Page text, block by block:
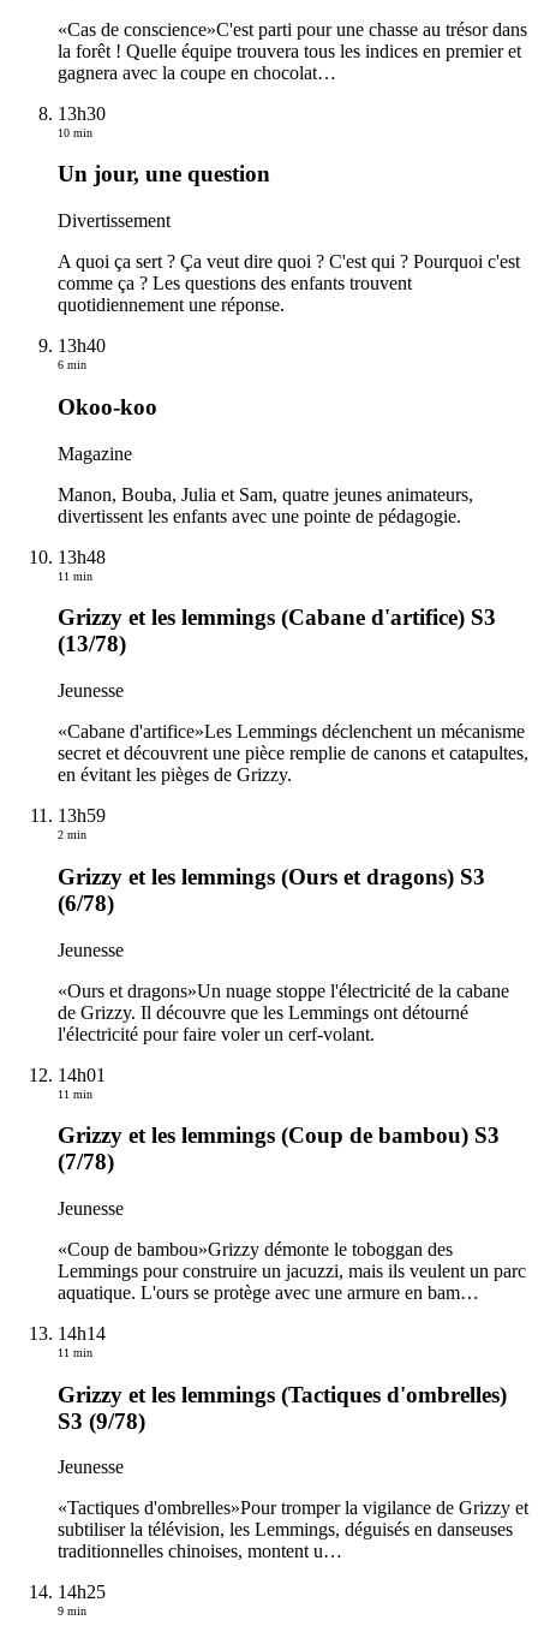
«Cas de conscience»C'est parti pour une chasse au trésor dans
la forêt ! Quelle équipe trouvera tous les indices en premier et
gagnera avec la coupe en chocolat…
13h30
10 min
Un jour, une question
Divertissement
A quoi ça sert ? Ça veut dire quoi ? C'est qui ? Pourquoi c'est
comme ça ? Les questions des enfants trouvent
quotidiennement une réponse.
13h40
6 min
Okoo-koo
Magazine
Manon, Bouba, Julia et Sam, quatre jeunes animateurs,
divertissent les enfants avec une pointe de pédagogie.
13h48
11 min
Grizzy et les lemmings (Cabane d'artifice) S3
(13/78)
Jeunesse
«Cabane d'artifice»Les Lemmings déclenchent un mécanisme
secret et découvrent une pièce remplie de canons et catapultes,
en évitant les pièges de Grizzy.
13h59
2 min
Grizzy et les lemmings (Ours et dragons) S3
(6/78)
Jeunesse
«Ours et dragons»Un nuage stoppe l'électricité de la cabane
de Grizzy. Il découvre que les Lemmings ont détourné
l'électricité pour faire voler un cerf-volant.
14h01
11 min
Grizzy et les lemmings (Coup de bambou) S3
(7/78)
Jeunesse
«Coup de bambou»Grizzy démonte le toboggan des
Lemmings pour construire un jacuzzi, mais ils veulent un parc
aquatique. L'ours se protège avec une armure en bam…
14h14
11 min
Grizzy et les lemmings (Tactiques d'ombrelles)
S3 (9/78)
Jeunesse
«Tactiques d'ombrelles»Pour tromper la vigilance de Grizzy et
subtiliser la télévision, les Lemmings, déguisés en danseuses
traditionnelles chinoises, montent u…
14h25
9 min